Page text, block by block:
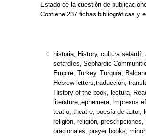
Estado de la cuestión de
Contiene 237 fichas bibliográficas y
historia, History, cultura
sefardíes, Sephardic
Empire, Turkey, Turquía,
Hebrew letters,traducción,
History of the book, lectura,
literature,,ephemera, impresos
teatro, theatre, poesía de autor,
religión, religión,
oracionales, prayer books,